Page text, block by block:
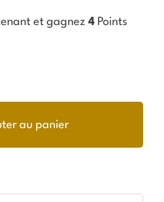
et gagnez 4 Points
au panier